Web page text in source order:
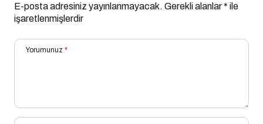
E-posta adresiniz yayınlanmayacak. Gerekli alanlar* ile
işaretlenmişlerdir
Yorumunuz *